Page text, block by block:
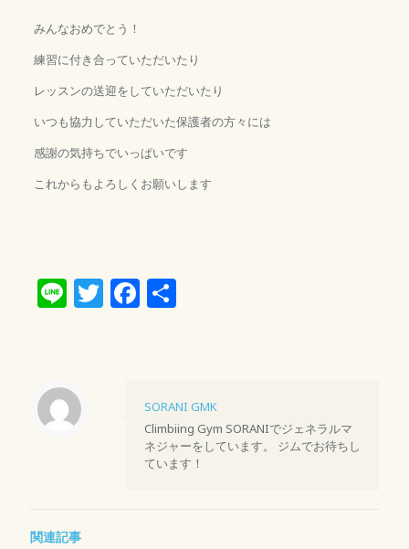
みんなおめでとう！
練習に付き合っていただいたり
レッスンの送迎をしていただいたり
いつも協力していただいた保護者の方々には
感謝の気持ちでいっぱいです
これからもよろしくお願いします
LineTwitter
Facebook
共
SORANI GMK
Climbiing Gym SORANIでジェネラルマ
ネジャーをしています。 ジムでお待ちし
ています！
関連記事